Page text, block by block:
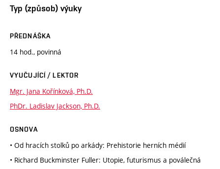
Typ (způsob) výuky
PŘEDNÁŠKA
14 hod., povinná
VYUČUJÍCÍ / LEKTOR
Mgr. Jana Kořínková, Ph.D.
PhDr. Ladislav Jackson, Ph.D.
OSNOVA
• Od hracích stolků po arkády: Prehistorie herních médií
• Richard Buckminster Fuller: Utopie, futurismus a poválečná